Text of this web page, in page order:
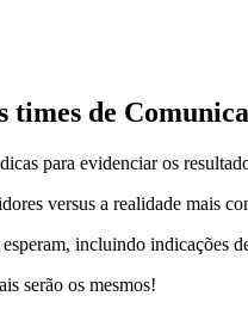
de
para evidenciar os
versus a realidade mais
incluindo indicações
serão os mesmos!